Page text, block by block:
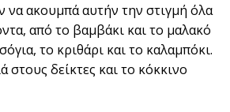
να ακουμπά αυτήν την στιγμή όλα
από το βαμβάκι και τo μαλακό
το κριθάρι και το καλαμπόκι.
στους δείκτες και το κόκκινο